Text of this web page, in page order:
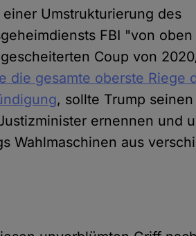
Umstrukturierung des
FBI "von
Coup von
die gesamte oberste Riege
, sollte Trump
ernennen und
Wahlmaschinen aus